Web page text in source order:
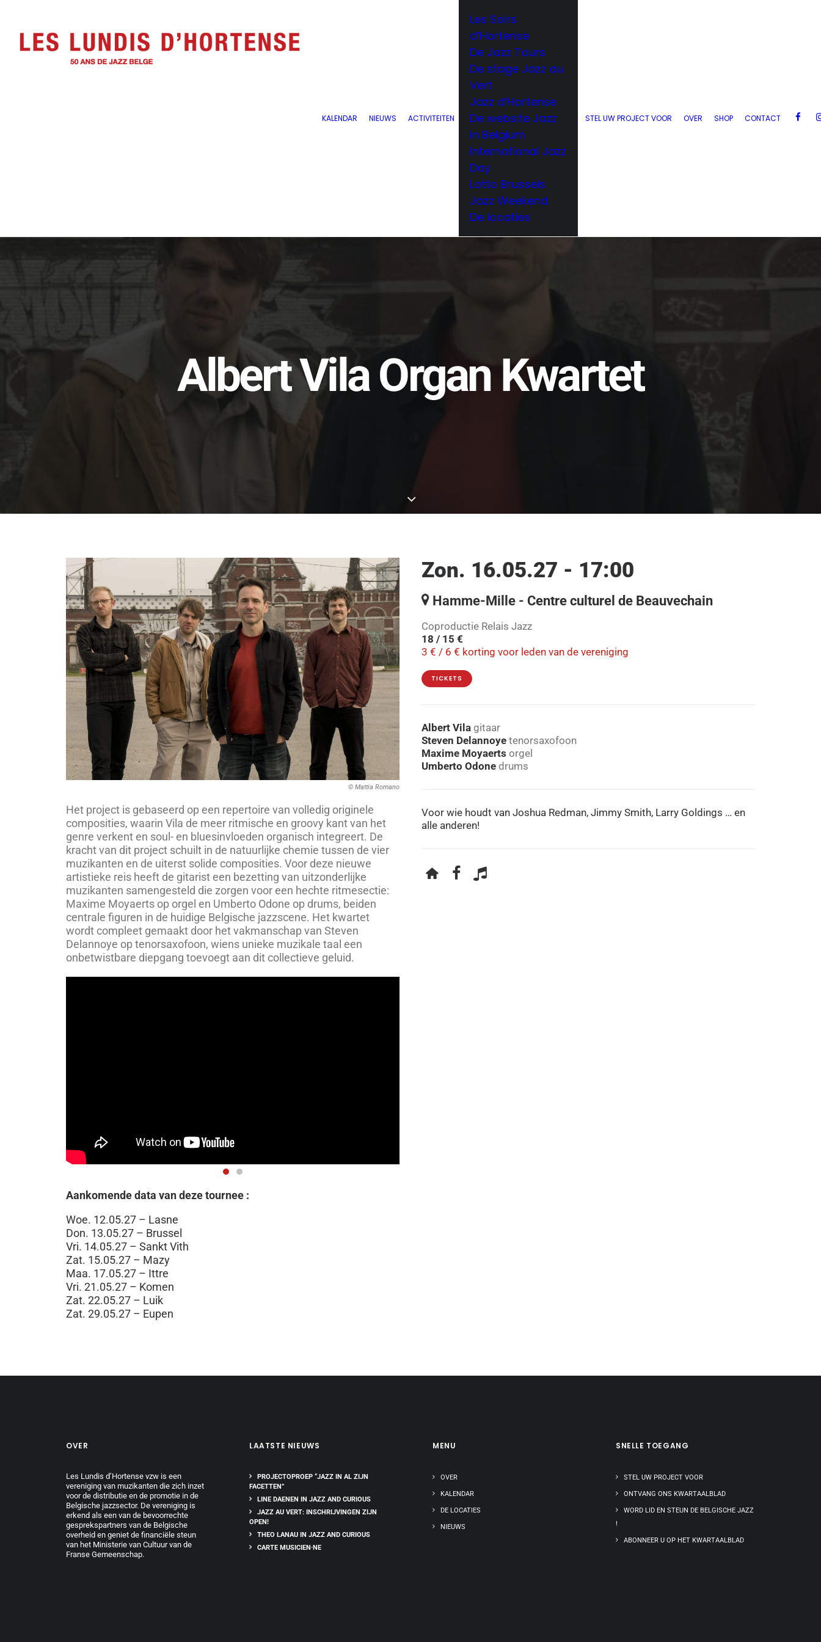
KALENDAR NIEUWS ACTIVITEITEN
Les Soirs
d’Hortense
De Jazz Tours
De stage Jazz au
Vert
Jazz d’Hortense
De website Jazz
in Belgium
International Jazz
Day
Lotto Brussels
Jazz Weekend
De locaties
STEL UW PROJECT VOOR OVER SHOP CONTACT
Albert Vila Organ Kwartet
© Mattia Romano
Het project is gebaseerd op een repertoire van volledig originele
composities, waarin Vila de meer ritmische en groovy kant van het
genre verkent en soul- en bluesinvloeden organisch integreert. De
kracht van dit project schuilt in de natuurlijke chemie tussen de vier
muzikanten en de uiterst solide composities. Voor deze nieuwe
artistieke reis heeft de gitarist een bezetting van uitzonderlijke
muzikanten samengesteld die zorgen voor een hechte ritmesectie:
Maxime Moyaerts op orgel en Umberto Odone op drums, beiden
centrale figuren in de huidige Belgische jazzscene. Het kwartet
wordt compleet gemaakt door het vakmanschap van Steven
Delannoye op tenorsaxofoon, wiens unieke muzikale taal een
onbetwistbare diepgang toevoegt aan dit collectieve geluid.
Aankomende data van deze tournee :
Woe. 12.05.27 – Lasne
Don. 13.05.27 – Brussel
Vri. 14.05.27 – Sankt Vith
Zat. 15.05.27 – Mazy
Maa. 17.05.27 – Ittre
Vri. 21.05.27 – Komen
Zat. 22.05.27 – Luik
Zat. 29.05.27 – Eupen
Zon. 16.05.27 - 17:00
Hamme-Mille - Centre culturel de Beauvechain
Coproductie Relais Jazz
18 / 15 €
3 € / 6 € korting voor leden van de vereniging
TICKETS
Albert Vila gitaar
Steven Delannoye tenorsaxofoon
Maxime Moyaerts orgel
Umberto Odone drums
Voor wie houdt van Joshua Redman, Jimmy Smith, Larry Goldings … en
alle anderen!
OVER
Les Lundis d’Hortense vzw is een
vereniging van muzikanten die zich inzet
voor de distributie en de promotie in de
Belgische jazzsector. De vereniging is
erkend als een van de bevoorrechte
gesprekspartners van de Belgische
overheid en geniet de financiële steun
van het Ministerie van Cultuur van de
Franse Gemeenschap.
LAATSTE NIEUWS
PROJECTOPROEP “JAZZ IN AL ZIJN
FACETTEN”
LINE DAENEN IN JAZZ AND CURIOUS
JAZZ AU VERT: INSCHRIJVINGEN ZIJN
OPEN!
THEO LANAU IN JAZZ AND CURIOUS
CARTE MUSICIEN·NE
MENU
OVER
KALENDAR
DE LOCATIES
NIEUWS
SNELLE TOEGANG
STEL UW PROJECT VOOR
ONTVANG ONS KWARTAALBLAD
WORD LID EN STEUN DE BELGISCHE JAZZ
!
ABONNEER U OP HET KWARTAALBLAD